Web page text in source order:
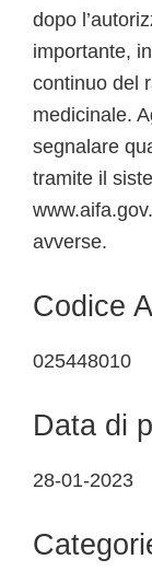
dopo
importante,
continuo del
medicinale.
segnalare
tramite il
avverse.
Codice
025448010
Data di
28-01-2023